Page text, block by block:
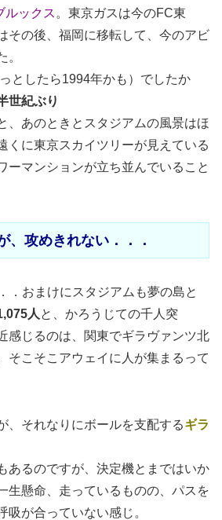
ルックス 。東京ガスは今のFC東
その後、福岡に移転して、今のアビ
。
としたら1994年かも）でしたか
世紀ぶり
、あのときとスタジアムの風景はほ
くに東京スカイツリーが見えている
ーマンションが立ち並んでいること
、攻めきれない．．．
．おまけにスタジアムも夢の島と
人 と、かろうじての千人突
感じるのは、関東でギラヴァンツ北
そこそこアウェイに人が集まるって
、それなりにボールを支配するギラ
あるのですが、決定機とまではいか
生懸命、走っているものの、パスを
吸が合っていない感じ。